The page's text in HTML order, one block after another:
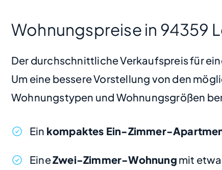
Wohnungspreise in 94359
Der durchschnittliche Verkaufspreis für
Um eine bessere Vorstellung von den
Wohnungstypen und Wohnungsgrößen
Ein kompaktes Ein-Zimmer-
EineZwei-Zimmer-Wohnung mit